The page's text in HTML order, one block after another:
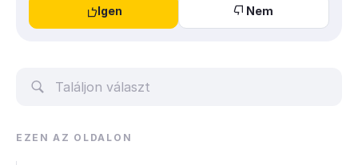
Igen
Nem
EZEN AZ OLDALON